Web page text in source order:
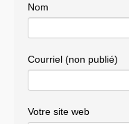
Nom
Courriel (non publié)
Votre site web